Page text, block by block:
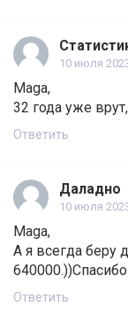
10 июля
Maga,
32 года уже
Ответить
Даладно
10 июля
Maga,
А я всегда беру
Ответить